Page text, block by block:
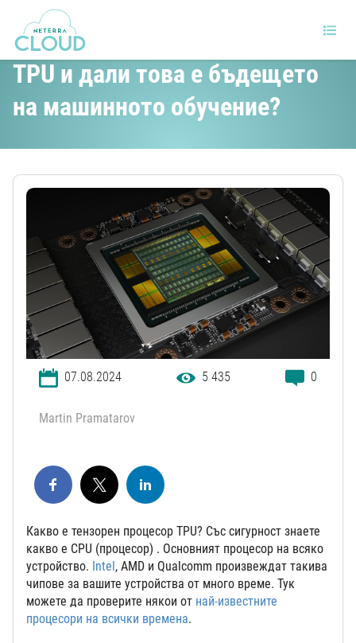
Кaкво е тензорен процесор
TPU и дали това е бъдещето
на машинното обучение?
07.08.2024 5 435 0
Martin Pramatarov
Какво е тензорен процесор TPU? Със сигурност знаете
какво е CPU (процесор) . Основният процесор на всяко
устройство. Intel, AMD и Qualcomm произвеждат такива
чипове за вашите устройства от много време. Тук
можете да проверите някои от най-известните
процесори на всички времена.